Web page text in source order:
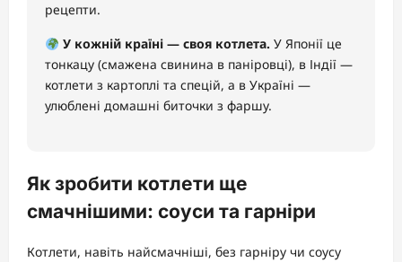
рецепти.
У кожній країні — своя котлета. У Японії це
тонкацу (смажена свинина в паніровці), в Індії —
котлети з картоплі та спецій, а в Україні —
улюблені домашні биточки з фаршу.
Як зробити котлети ще
смачнішими: соуси та гарніри
Котлети, навіть найсмачніші, без гарніру чи соусу